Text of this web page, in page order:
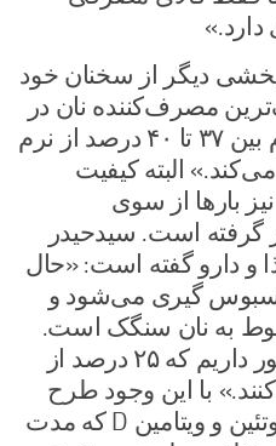
دیگر از سخنان خود
مصرف‌کننده نان در
جهان است در ایران مردم بین ۳۷ تا ۴۰ درصد از نرم
البته کیفیت
بار‌ها از سوی
گرفته است. سیدحیدر
و دارو گفته است: «حال
تا ۲۸ درصد سبوس گیری می‌شود و
به نان سنگک است.
۳۷۰ تولیدکننده آرد در کشور داریم که ۲۵ درصد از
با این وجود طرح
غنی سازی انواع نان با پروتئین و ویتامین D که مدت